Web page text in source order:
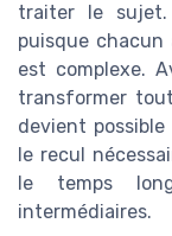
traiter le sujet.
puisque
est complexe.
transformer
devient
le recul
le temps
intermédiaires.